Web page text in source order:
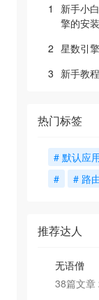
1
新手小
擎的安
2 星数引
3 新手教
热门标签
# 默认应
#
# 路
推荐达人
无语僧
38篇文章